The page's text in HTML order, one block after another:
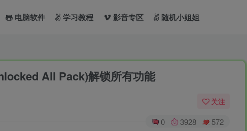
电脑软件 学习教程 影音专区 随机小姐姐
All Pack)解锁所有功能
关注
0 3928 572